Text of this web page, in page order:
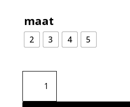
maat
2 3 4 5
Simone
Perele
Andora